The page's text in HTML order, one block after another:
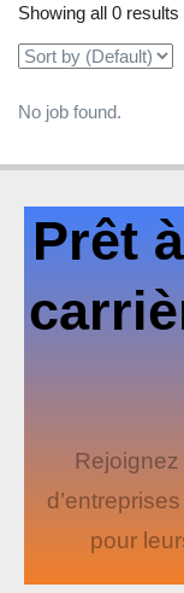
Showing all 0 results
No job found.
Prêt
pour